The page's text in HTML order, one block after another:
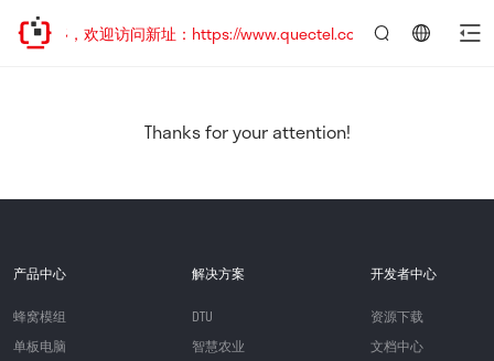
已迁移，欢迎访问新址：https://www.quectel.com.cn
Thanks for your attention!
产品中心
蜂窝模组
单板电脑
解决方案
DTU
智慧农业
开发者中心
资源下载
文档中心